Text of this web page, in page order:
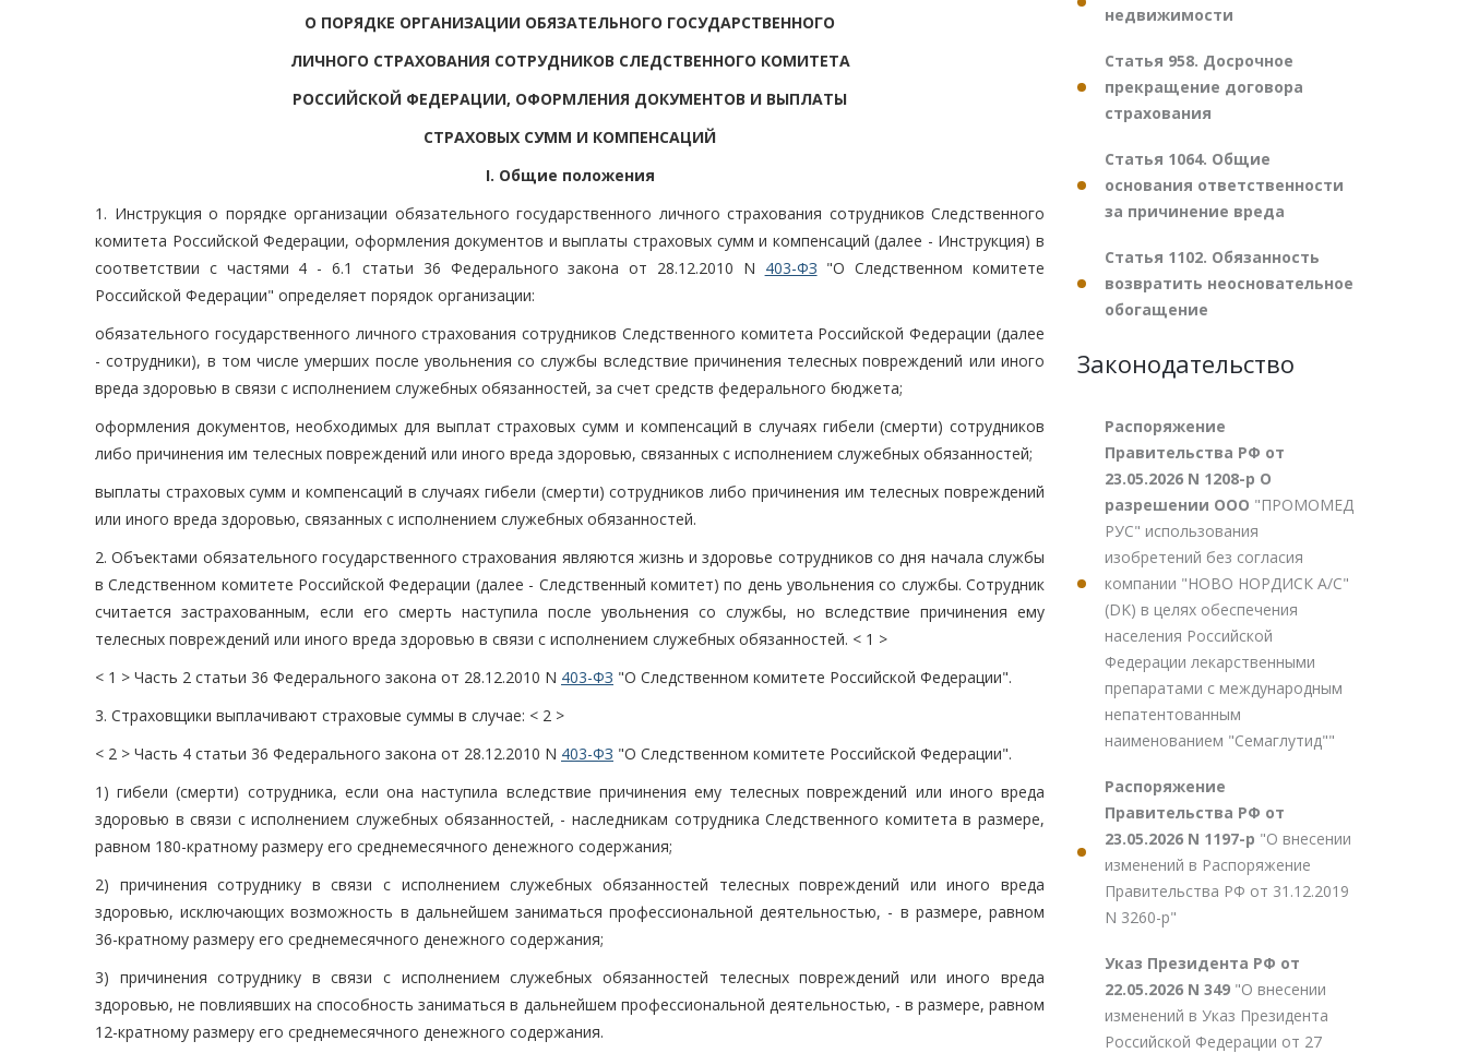
О ПОРЯДКЕ ОРГАНИЗАЦИИ ОБЯЗАТЕЛЬНОГО ГОСУДАРСТВЕННОГО
ЛИЧНОГО СТРАХОВАНИЯ СОТРУДНИКОВ СЛЕДСТВЕННОГО КОМИТЕТА
РОССИЙСКОЙ ФЕДЕРАЦИИ, ОФОРМЛЕНИЯ ДОКУМЕНТОВ И ВЫПЛАТЫ
СТРАХОВЫХ СУММ И КОМПЕНСАЦИЙ
I. Общие положения
1. Инструкция о порядке организации обязательного государственного личного страхования сотрудников Следственного
комитета Российской Федерации, оформления документов и выплаты страховых сумм и компенсаций (далее - Инструкция) в
соответствии с частями 4 - 6.1 статьи 36 Федерального закона от 28.12.2010 N 403-ФЗ "О Следственном комитете
Российской Федерации" определяет порядок организации:
обязательного государственного личного страхования сотрудников Следственного комитета Российской Федерации (далее
- сотрудники), в том числе умерших после увольнения со службы вследствие причинения телесных повреждений или иного
вреда здоровью в связи с исполнением служебных обязанностей, за счет средств федерального бюджета;
оформления документов, необходимых для выплат страховых сумм и компенсаций в случаях гибели (смерти) сотрудников
либо причинения им телесных повреждений или иного вреда здоровью, связанных с исполнением служебных обязанностей;
выплаты страховых сумм и компенсаций в случаях гибели (смерти) сотрудников либо причинения им телесных повреждений
или иного вреда здоровью, связанных с исполнением служебных обязанностей.
2. Объектами обязательного государственного страхования являются жизнь и здоровье сотрудников со дня начала службы
в Следственном комитете Российской Федерации (далее - Следственный комитет) по день увольнения со службы. Сотрудник
считается застрахованным, если его смерть наступила после увольнения со службы, но вследствие причинения ему
телесных повреждений или иного вреда здоровью в связи с исполнением служебных обязанностей. < 1 >
< 1 > Часть 2 статьи 36 Федерального закона от 28.12.2010 N 403-ФЗ "О Следственном комитете Российской Федерации".
3. Страховщики выплачивают страховые суммы в случае: < 2 >
< 2 > Часть 4 статьи 36 Федерального закона от 28.12.2010 N 403-ФЗ "О Следственном комитете Российской Федерации".
1) гибели (смерти) сотрудника, если она наступила вследствие причинения ему телесных повреждений или иного вреда
здоровью в связи с исполнением служебных обязанностей, - наследникам сотрудника Следственного комитета в размере,
равном 180-кратному размеру его среднемесячного денежного содержания;
2) причинения сотруднику в связи с исполнением служебных обязанностей телесных повреждений или иного вреда
здоровью, исключающих возможность в дальнейшем заниматься профессиональной деятельностью, - в размере, равном
36-кратному размеру его среднемесячного денежного содержания;
3) причинения сотруднику в связи с исполнением служебных обязанностей телесных повреждений или иного вреда
здоровью, не повлиявших на способность заниматься в дальнейшем профессиональной деятельностью, - в размере, равном
12-кратному размеру его среднемесячного денежного содержания.
недвижимости
Статья 958. Досрочное
прекращение договора
страхования
Статья 1064. Общие
основания ответственности
за причинение вреда
Статья 1102. Обязанность
возвратить неосновательное
обогащение
Законодательство
Распоряжение
Правительства РФ от
23.05.2026 N 1208-р О
разрешении ООО "ПРОМОМЕД
РУС" использования
изобретений без согласия
компании "НОВО НОРДИСК А/С"
(DK) в целях обеспечения
населения Российской
Федерации лекарственными
препаратами с международным
непатентованным
наименованием "Семаглутид""
Распоряжение
Правительства РФ от
23.05.2026 N 1197-р "О внесении
изменений в Распоряжение
Правительства РФ от 31.12.2019
N 3260-р"
Указ Президента РФ от
22.05.2026 N 349 "О внесении
изменений в Указ Президента
Российской Федерации от 27